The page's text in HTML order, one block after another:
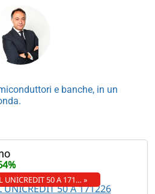
e banche, in un
UNICREDIT 50 A 171… »